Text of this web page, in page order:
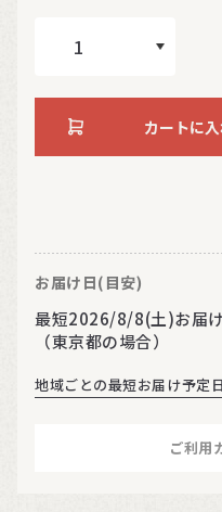
カートに
お届け日(目安)
最短2026/8/8(土)お届
（東京都の場合）
地域ごとの最短お届け予定日
ご利用